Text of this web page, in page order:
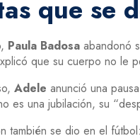
que se
Paula Badosa abandonó
que su cuerpo no le
Adele anunció una
es una jubilación, su
también se dio en el fútbol: